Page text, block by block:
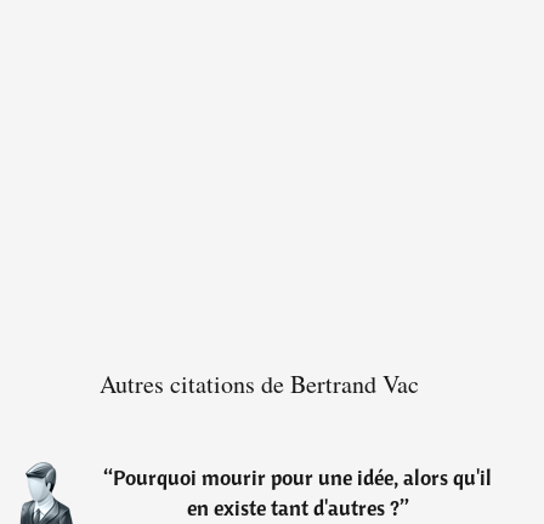
Autres citations de Bertrand Vac
“Pourquoi mourir pour une idée, alors qu'il
en existe tant d'autres ?”